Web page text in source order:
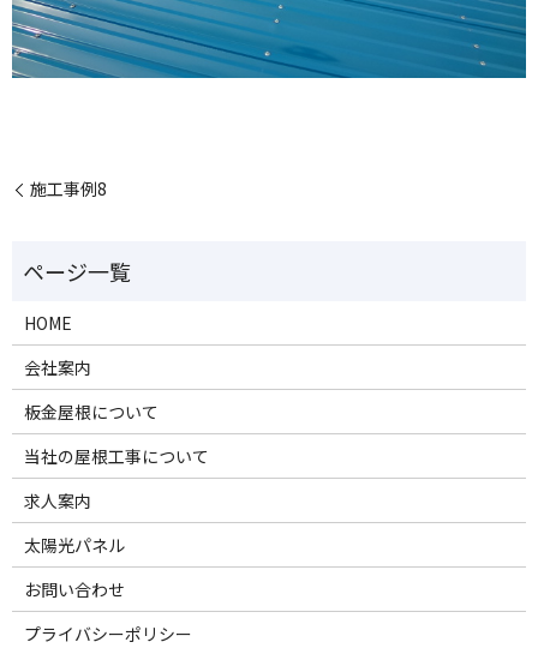
施工事例8
HOME
会社案内
板金屋根について
当社の屋根工事について
求人案内
太陽光パネル
お問い合わせ
プライバシーポリシー